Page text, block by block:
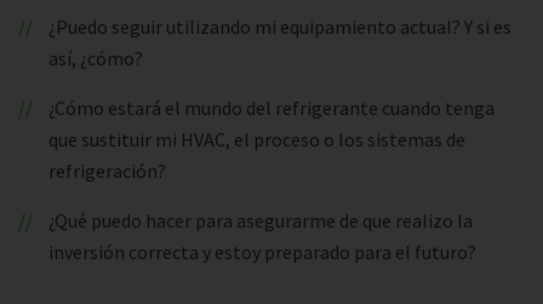
¿Puedo seguir utilizando mi equipamiento actual? Y si es
así, ¿cómo?
¿Cómo estará el mundo del refrigerante cuando tenga
que sustituir mi HVAC, el proceso o los sistemas de
refrigeración?
¿Qué puedo hacer para asegurarme de que realizo la
inversión correcta y estoy preparado para el futuro?